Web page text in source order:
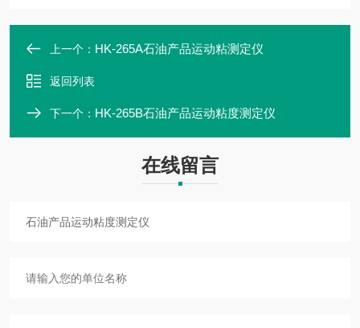
上一个： HK-265A石油产品运动粘测定仪
返回列表
下一个： HK-265B石油产品运动粘度测定仪
在线留言